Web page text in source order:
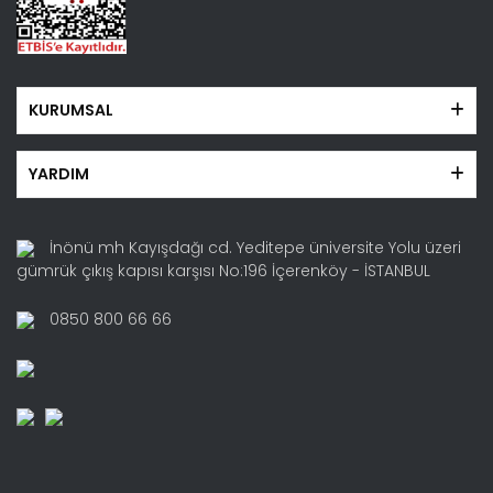
KURUMSAL
YARDIM
İnönü mh Kayışdağı cd. Yeditepe üniversite Yolu üzeri
gümrük çıkış kapısı karşısı No:196 İçerenköy - İSTANBUL
0850 800 66 66